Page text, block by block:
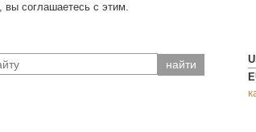
вы соглашаетесь с этим.